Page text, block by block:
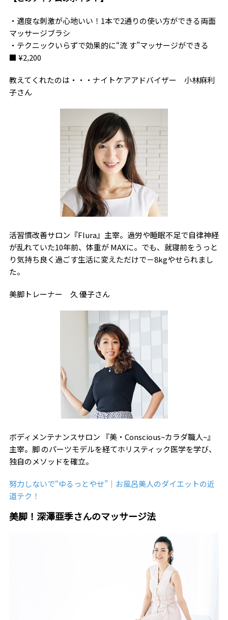
・適度な刺激が心地いい！1本で2通りの使い方ができる両面
マッサージブラシ
・テクニックいらずで効果的に“流 す”マッサージができる
■ ¥2‚200
教えてくれたのは・・・ナイトケアアドバイザー 小林麻利
子さん
活習慣改善サロン『Flura』主宰。過労や睡眠不足で自律神経
が乱れていた10年前、体重が MAXに。でも、就寝前をうっと
り気持ち良く過ごす生活に変えただけで－8kgやせられまし
た。
美脚トレーナー 久 優子さん
ボディメンテナンスサロン 『美・Conscious~カラダ職人~』
主宰。脚 のパーツモデルを経てホリスティック医学を学び、
独自のメソッドを確立。
努力しないで“ゆるっとやせ”｜お風呂美人のダイエットの近
道テク！
美脚！深澤亜季さんのマッサージ法